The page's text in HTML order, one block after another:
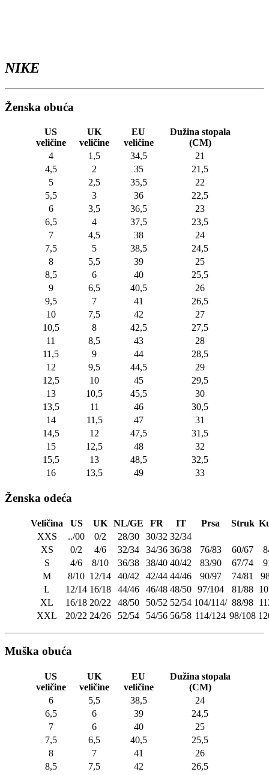
NIKE
Ženska obuća
US
veličine
UK
veličine
EU
veličine
Dužina stopala
(CM)
4
1,5 34,5
21
4,5
2 35
21,5
5
2,5 35,5
22
5,5
3 36
22,5
6
3,5 36,5
23
6,5
4 37,5
23,5
7
4,5 38
24
7,5
5 38,5
24,5
8
5,5 39
25
8,5
6 40
25,5
9
6,5 40,5
26
9,5
7 41
26,5
10
7,5 42
27
10,5
8 42,5
27,5
11
8,5 43
28
11,5
9 44
28,5
12
9,5 44,5
29
12,5
10 45
29,5
13
10,5 45,5
30
13,5
11 46
30,5
14
11,5 47
31
14,5
12 47,5
31,5
15
12,5 48
32
15,5
13 48,5
32,5
16
13,5 49 33
Ženska odeća
Veličina US UK NL/GE FR IT Prsa Struk
XXS
../00 0/2 28/30 30/32 32/34
XS
0/2 4/6 32/34 34/36 36/38 76/83 60/67
S
4/6 8/10 36/38 38/40 40/42 83/90 67/74
M
8/10 12/14 40/42 42/44 44/46 90/97 74/81
L
12/14 16/18 44/46 46/48 48/50 97/104 81/88
XL
16/18 20/22 48/50 50/52 52/54 104/114/ 88/98
XXL
20/22 24/26 52/54 54/56 56/58 114/124 98/108
Muška obuća
US
veličine
UK
veličine
EU
veličine
Dužina stopala
(CM)
6
5,5 38,5
24
6,5
6 39
24,5
7
6 40
25
7,5
6,5 40,5
25,5
8
7 41
26
8,5
7,5 42
26,5